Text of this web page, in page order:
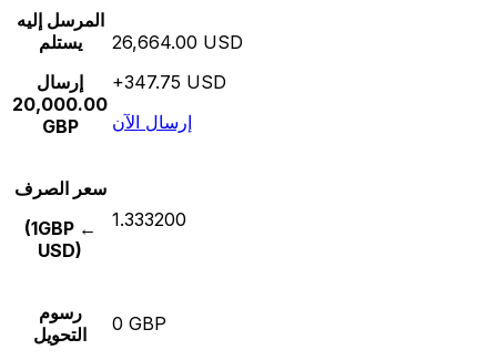
المرسل إليه
يستلم
إرسال
20,000.00
GBP
26,664.00 USD
+347.75 USD
إرسال الآن
سعر الصرف
(1GBP ←
USD)
1.333200
رسوم
التحويل
0 GBP